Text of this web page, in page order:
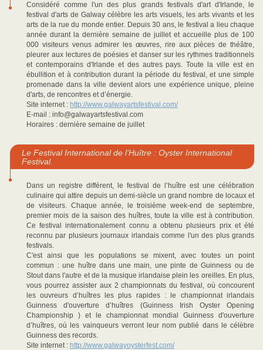
Considéré comme l'un des plus grands festivals d'art d'Irlande, le
festival d'arts de Galway célèbre les arts visuels, les arts vivants et les
arts de la rue du monde entier. Depuis 30 ans, le festival a lieu chaque
année durant la dernière semaine de juillet et accueille plus de 100
000 visiteurs venus admirer les œuvres, rire aux pièces de théâtre,
pleurer aux lectures de poésies et danser sur les rythmes traditionnels
et contemporains d'Irlande et des autres pays. Toute la ville est en
ébullition et à contribution durant la période du festival, et une simple
promenade dans la ville devient alors une expérience unique, pleine
d'arts, de rencontres et d’énergie.
Site internet : http://www.galwayartsfestival.com/
E-mail : info@galwayartsfestival.com
Horaires : dernière semaine de juillet
Le Festival International de l’Huître : Oyster International
Festival.
Dans un registre différent, le festival de l’huître est une célébration
culinaire qui attire depuis un demi-siècle un grand nombre de locaux et
de visiteurs. Chaque année, le troisième week-end de septembre,
premier mois de la saison des huîtres, toute la ville est à contribution.
Ce festival internationalement connu a obtenu plusieurs prix et été
reconnu par plusieurs journaux irlandais comme l'un des plus grands
festivals.
C'est ainsi que les populations se mixent, avec toutes un point
commun : une huître dans une main, une pinte de Guinness ou de
Stout dans l'autre et de la musique irlandaise plein les oreilles. En plus,
vous pourrez assister aux 2 championnats du festival, où concourent
les ouvreurs d’huîtres les plus rapides : le championnat irlandais
Guinness d'ouverture d’huîtres (Guinness Irish Oyster Opening
Championship ) et le championnat mondial Guinness d'ouverture
d’huîtres, où les vainqueurs verront leur nom publié dans le célèbre
Guinness des records.
Site internet : http://www.galwayoysterfest.com/